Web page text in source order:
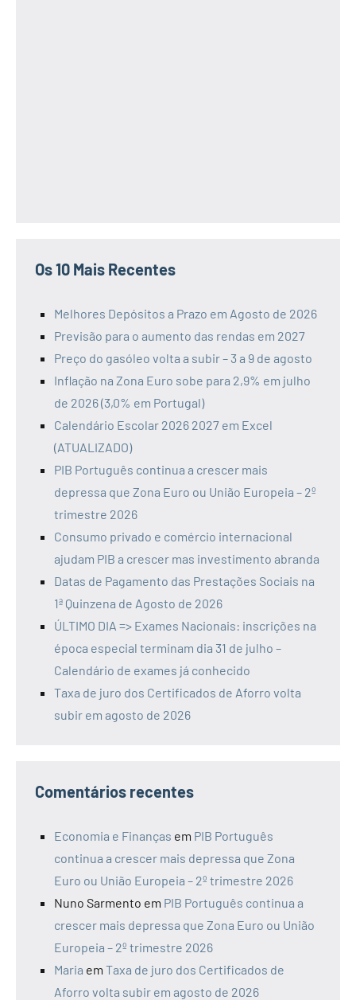
Os 10 Mais Recentes
Melhores Depósitos a Prazo em Agosto de 2026
Previsão para o aumento das rendas em 2027
Preço do gasóleo volta a subir – 3 a 9 de agosto
Inflação na Zona Euro sobe para 2,9% em julho
de 2026 (3,0% em Portugal)
Calendário Escolar 2026 2027 em Excel
(ATUALIZADO)
PIB Português continua a crescer mais
depressa que Zona Euro ou União Europeia – 2º
trimestre 2026
Consumo privado e comércio internacional
ajudam PIB a crescer mas investimento abranda
Datas de Pagamento das Prestações Sociais na
1ª Quinzena de Agosto de 2026
ÚLTIMO DIA => Exames Nacionais: inscrições na
época especial terminam dia 31 de julho –
Calendário de exames já conhecido
Taxa de juro dos Certificados de Aforro volta
subir em agosto de 2026
Comentários recentes
Economia e Finanças em PIB Português
continua a crescer mais depressa que Zona
Euro ou União Europeia – 2º trimestre 2026
Nuno Sarmento em PIB Português continua a
crescer mais depressa que Zona Euro ou União
Europeia – 2º trimestre 2026
Maria em Taxa de juro dos Certificados de
Aforro volta subir em agosto de 2026